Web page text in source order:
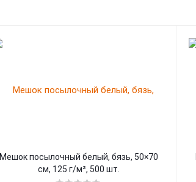
Мешок посылочный белый, бязь, 50×70
см, 125 г/м², 500 шт.